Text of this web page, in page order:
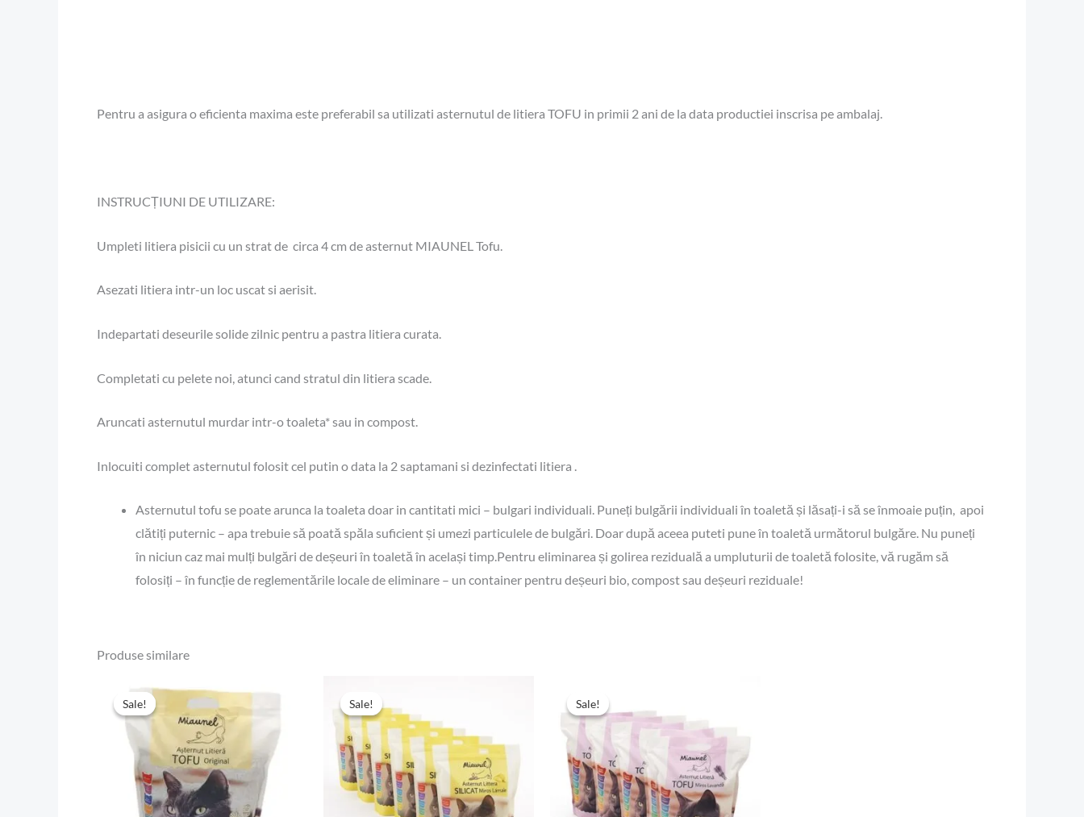
Pentru a asigura o eficienta maxima este preferabil sa utilizati asternutul de litiera TOFU in primii 2 ani de la data productiei inscrisa pe ambalaj.
INSTRUCȚIUNI DE UTILIZARE:
Umpleti litiera pisicii cu un strat de circa 4 cm de asternut MIAUNEL Tofu.
Asezati litiera intr-un loc uscat si aerisit.
Indepartati deseurile solide zilnic pentru a pastra litiera curata.
Completati cu pelete noi, atunci cand stratul din litiera scade.
Aruncati asternutul murdar intr-o toaleta* sau in compost.
Inlocuiti complet asternutul folosit cel putin o data la 2 saptamani si dezinfectati litiera .
Asternutul tofu se poate arunca la toaleta doar in cantitati mici – bulgari individuali. Puneți bulgării individuali în toaletă și lăsați-i să se înmoaie puțin, apoi
clătiți puternic – apa trebuie să poată spăla suficient și umezi particulele de bulgări. Doar după aceea puteti pune în toaletă următorul bulgăre. Nu puneți
în niciun caz mai mulți bulgări de deșeuri în toaletă în același timp.Pentru eliminarea și golirea reziduală a umpluturii de toaletă folosite, vă rugăm să
folosiți – în funcție de reglementările locale de eliminare – un container pentru deșeuri bio, compost sau deșeuri reziduale!
Produse similare
Sale!
Sale!
inițial
a
curent
este:
26,94 lei.
Sale!
Sale!
a
fost:
157,80 lei.
98,94 lei.
Sale!
Sale!
a
fost:
este:
134,94 lei.